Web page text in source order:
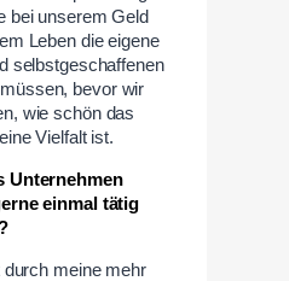
bei unserem Geld
Leben die eigene
selbstgeschaffenen
bevor wir
wie schön das
Vielfalt ist.
Unternehmen
einmal tätig
durch meine mehr